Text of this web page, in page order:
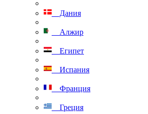
Дания
Алжир
Египет
Испания
Франция
Греция